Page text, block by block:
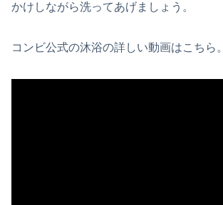
かけしながら洗ってあげましょう。
コンビ公式の沐浴の詳しい動画はこちら。